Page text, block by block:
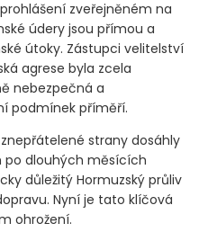
zveřejněném na
údery jsou přímou a
útoky. Zástupci velitelství
agrese byla zcela
nebezpečná a
podmínek příměří.
strany dosáhly
dlouhých měsících
důležitý Hormuzský průliv
Nyní je tato klíčová
ohrožení.